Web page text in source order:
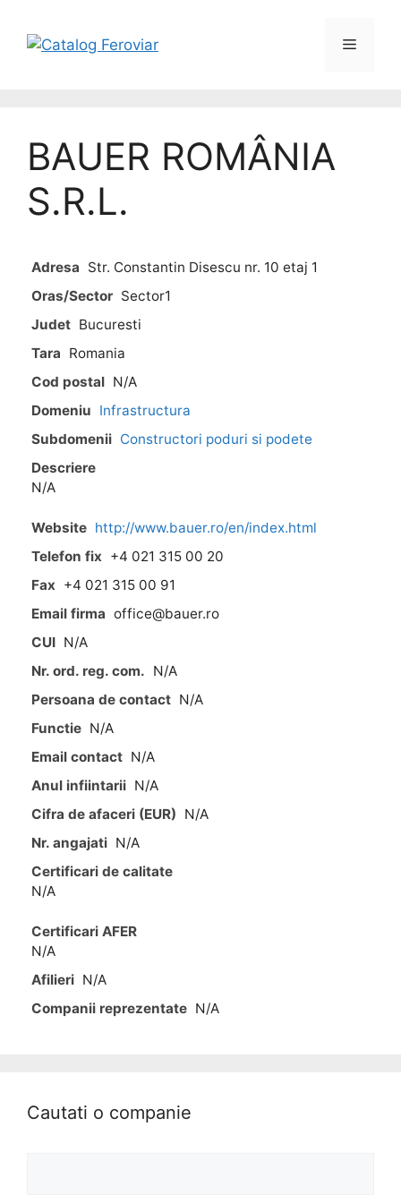
BAUER ROMÂNIA
S.R.L.
Adresa Str. Constantin Disescu nr. 10 etaj 1
Oras/Sector Sector1
Judet Bucuresti
Tara Romania
Cod postal N/A
Domeniu Infrastructura
Subdomenii Constructori poduri si podete
Descriere
N/A
Website http://www.bauer.ro/en/index.html
Telefon fix +4 021 315 00 20
Fax +4 021 315 00 91
Email firma office@bauer.ro
CUI N/A
Nr. ord. reg. com. N/A
Persoana de contact N/A
Functie N/A
Email contact N/A
Anul infiintarii N/A
Cifra de afaceri (EUR) N/A
Nr. angajati N/A
Certificari de calitate
N/A
Certificari AFER
N/A
Afilieri N/A
Companii reprezentate N/A
Cautati o companie